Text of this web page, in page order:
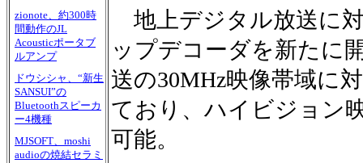
zionote、約300時
間動作のJL
Acousticポータブ
ルアンプ
ドウシシャ、“新生
SANSUI”の
Bluetoothスピーカ
ー4機種
MJSOFT、moshi
audioの焼結セラミ
地上デジタル放送に
ップデコーダを新たに
送の30MHz映像帯域に
ており、ハイビジョン
可能。